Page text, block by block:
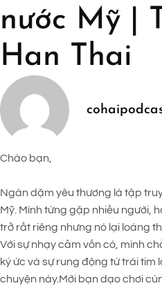
nước Mỹ |
Han Thai
Chào bạn,
Ngàn dặm yêu thương là tập
Mỹ. Mình từng gặp nhiều người,
trở rất riêng nhưng nó lại loáng
Với sự nhạy cảm vốn có, mình
ký ức và sự rung động từ trái tim
chuyện này.Mời bạn dạo chơi